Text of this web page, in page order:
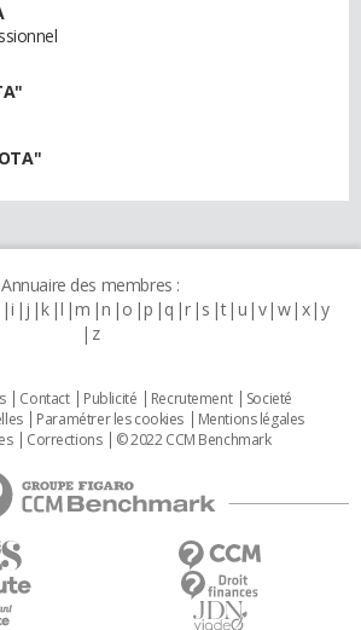
Annuaire des membres :
i j k l m n o p q r s t u v w x y
z
Contact Publicité Recrutement
Societé
Paramétrer les cookies
Mentions légales
Corrections © 2022 CCM Benchmark